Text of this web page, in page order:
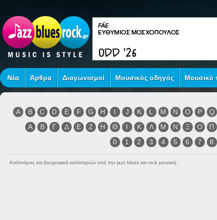
Νέα Άρθρα Διαγωνισμοί Μουσικός οδηγός Μουσικό
A B C D E F G H I J K L M N O P
Q
Α
Β Γ Δ Ε Ζ Η Θ Ι Κ Λ Μ Ν Ξ Ο
Π
0
1 2 3 4 5 6 7 8
Καλλιτέχνες και βιογραφικά καλλιτεχνών από την jazz blues και rock μουσική.